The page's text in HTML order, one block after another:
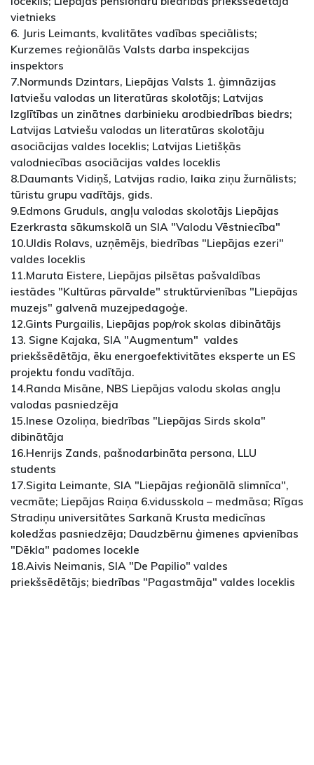
vietnieks
6. Juris Leimants, kvalitātes vadības speciālists;
Kurzemes reģionālās Valsts darba inspekcijas
inspektors
7.Normunds Dzintars, Liepājas Valsts 1. ģimnāzijas
latviešu valodas un literatūras skolotājs; Latvijas
Izglītības un zinātnes darbinieku arodbiedrības biedrs;
Latvijas Latviešu valodas un literatūras skolotāju
asociācijas valdes loceklis; Latvijas Lietišķās
valodniecības asociācijas valdes loceklis
8.Daumants Vidiņš, Latvijas radio, laika ziņu žurnālists;
tūristu grupu vadītājs, gids.
9.Edmons Gruduls, angļu valodas skolotājs Liepājas
Ezerkrasta sākumskolā un SIA "Valodu Vēstniecība"
10.Uldis Rolavs, uzņēmējs, biedrības "Liepājas ezeri"
valdes loceklis
11.Maruta Eistere, Liepājas pilsētas pašvaldības
iestādes "Kultūras pārvalde" struktūrvienības "Liepājas
muzejs" galvenā muzejpedagoģe.
12.Gints Purgailis, Liepājas pop/rok skolas dibinātājs
13. Signe Kajaka, SIA "Augmentum" valdes
priekšsēdētāja, ēku energoefektivitātes eksperte un ES
projektu fondu vadītāja.
14.Randa Misāne, NBS Liepājas valodu skolas angļu
valodas pasniedzēja
15.Inese Ozoliņa, biedrības "Liepājas Sirds skola"
dibinātāja
16.Henrijs Zands, pašnodarbināta persona, LLU
students
17.Sigita Leimante, SIA "Liepājas reģionālā slimnīca",
vecmāte; Liepājas Raiņa 6.vidusskola – medmāsa; Rīgas
Stradiņu universitātes Sarkanā Krusta medicīnas
koledžas pasniedzēja; Daudzbērnu ģimenes apvienības
"Dēkla" padomes locekle
18.Aivis Neimanis, SIA "De Papilio" valdes
priekšsēdētājs; biedrības "Pagastmāja" valdes loceklis